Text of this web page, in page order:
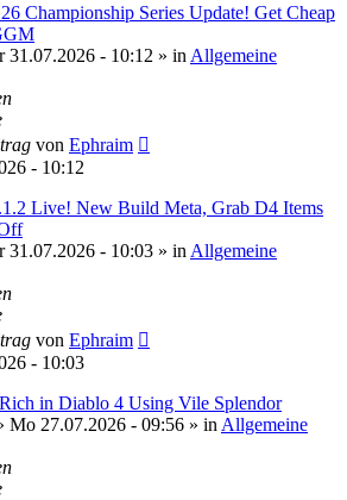
Championship Series Update! Get Cheap
31.07.2026 - 10:12 » in Allgemeine
von Ephraim
- 10:12
Live! New Build Meta, Grab D4 Items
31.07.2026 - 10:03 » in Allgemeine
von Ephraim
- 10:03
in Diablo 4 Using Vile Splendor
Mo 27.07.2026 - 09:56 » in Allgemeine